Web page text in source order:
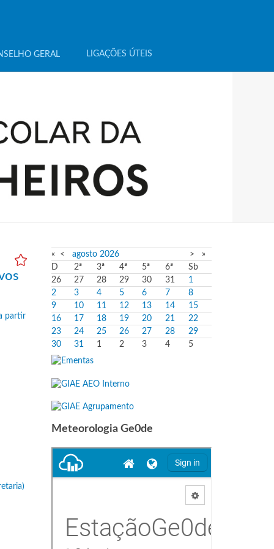
GERAL LIGAÇÕES ÚTEIS
« < agosto 2026 >
»
D
2ª 3ª 4ª 5ª 6ª
Sb
26
27 28 29 30 31
1
2
3 4 5 6 7
8
9
10 11 12 13 14
15
16
17 18 19 20 21
22
23
24 25 26 27 28
29
30
31 1 2 3 4 5
Meteorologia Ge0de